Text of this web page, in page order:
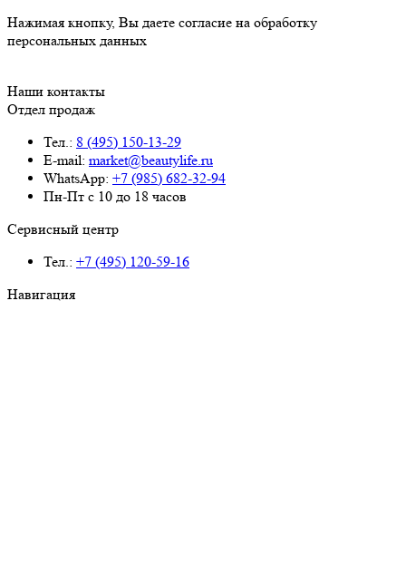
Нажимая кнопку, Вы даете согласие на обработку
персональных данных
Наши контакты
Отдел продаж
Тел.: 8 (495) 150-13-29
E-mail: market@beautylife.ru
WhatsApp: +7 (985) 682-32-94
Пн-Пт с 10 до 18 часов
Сервисный центр
Тел.: +7 (495) 120-59-16
Навигация